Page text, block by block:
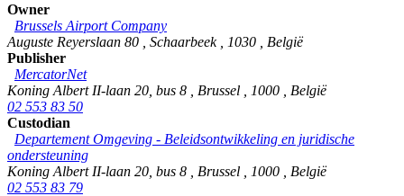
Owner
Brussels Airport Company
Auguste Reyerslaan 80
Schaarbeek 1030
België
Publisher
MercatorNet
Koning Albert II-laan 20, bus 8
Brussel 1000
België
02 553 83 50
Custodian
Departement Omgeving - Beleidsontwikkeling en juridische
ondersteuning
Koning Albert II-laan 20, bus 8
Brussel 1000
België
02 553 83 79